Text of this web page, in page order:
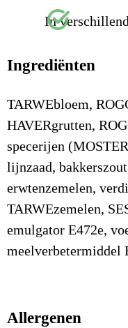
In
Ingrediënten
TARWEbloem,
HAVERgrutten,
specerijen
lijnzaad,
erwtenzemelen,
TARWEzemelen,
emulgator E472e,
meelverbetermiddel
Allergenen